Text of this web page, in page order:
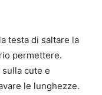
testa di saltare la
permettere.
cute e
le lunghezze.